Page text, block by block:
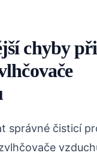
chyby při
správné čisticí